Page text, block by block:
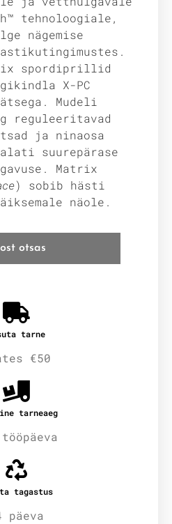
tehnoloogiale,
nägemise
spordiprillid
X-PC
Mudeli
reguleeritavad
ja ninaosa
suurepärase
Matrix
) sobib hästi
näole.
otsas
tarne
€50
tarneaeg
tagastus
päeva